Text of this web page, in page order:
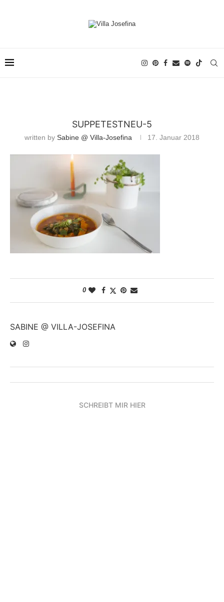
SUPPETESTNEU-5
written by Sabine @ Villa-Josefina 17. Januar 2018
0
SABINE @ VILLA-JOSEFINA
SCHREIBT MIR HIER